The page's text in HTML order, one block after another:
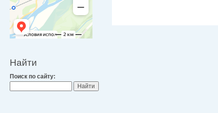
Найти
Поиск по сайту: